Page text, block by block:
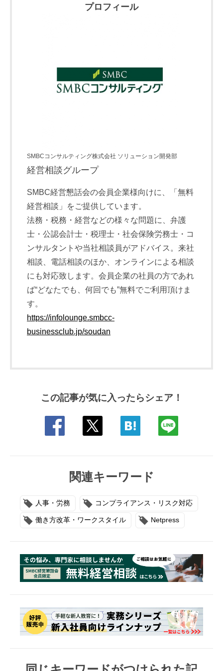
プロフィール
SMBCコンサルティング株式会社 ソリューション開発部
経営相談グループ
SMBC経営懇話会の会員企業様向けに、「無料
経営相談」をご提供しています。
法務・税務・経営などの様々な問題に、弁護
士・公認会計士・税理士・社会保険労務士・コ
ンサルタントや当社相談員がアドバイス。来社
相談、電話相談のほか、オンラインによる相談
にも対応致します。会員企業の社員の方であれ
ば“どなたでも、何回でも”無料でご利用頂けま
す。
https://infolounge.smbcc-
businessclub.jp/soudan
この記事が気に入ったらシェア！
関連キーワード
人事・労務 コンプライアンス・リスク対応
働き方改革・ワークスタイル Netpress